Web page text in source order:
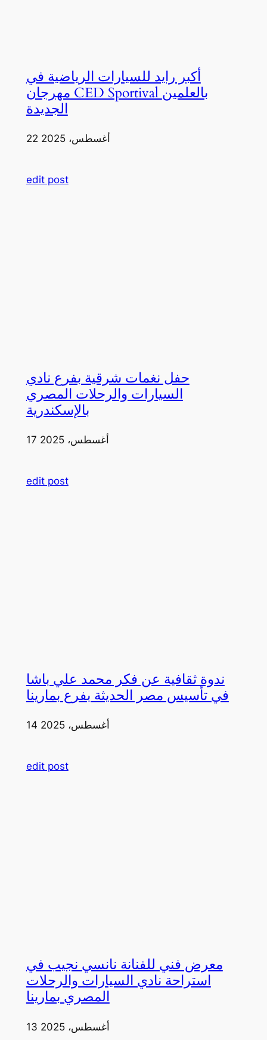
أكبر رايد للسيارات الرياضية في
مهرجان CED Sportival بالعلمين
الجديدة
22 أغسطس، 2025
edit post
حفل نغمات شرقية بفرع نادي
السيارات والرحلات المصري
بالإسكندرية
17 أغسطس، 2025
edit post
ندوة ثقافية عن فكر محمد علي باشا
في تأسيس مصر الحديثة بفرع بمارينا
14 أغسطس، 2025
edit post
معرض فني للفنانة نانسي نجيب في
استراحة نادي السيارات والرحلات
المصري بمارينا
13 أغسطس، 2025